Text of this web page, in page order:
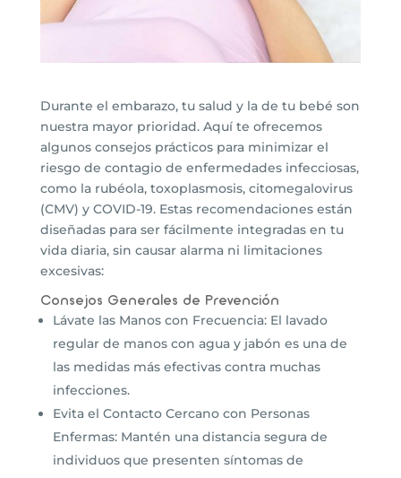
Durante el embarazo, tu salud y la de tu bebé son
nuestra mayor prioridad. Aquí te ofrecemos
algunos consejos prácticos para minimizar el
riesgo de contagio de enfermedades infecciosas,
como la rubéola, toxoplasmosis, citomegalovirus
(CMV) y COVID-19. Estas recomendaciones están
diseñadas para ser fácilmente integradas en tu
vida diaria, sin causar alarma ni limitaciones
excesivas:
Consejos Generales de Prevención
Lávate las Manos con Frecuencia: El lavado
regular de manos con agua y jabón es una de
las medidas más efectivas contra muchas
infecciones.
Evita el Contacto Cercano con Personas
Enfermas: Mantén una distancia segura de
individuos que presenten síntomas de